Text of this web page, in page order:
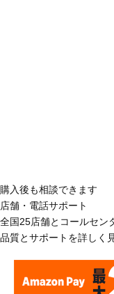
購入後も相談できます
店舗・電話サポート
全国25店舗とコールセン
品質とサポートを詳しく